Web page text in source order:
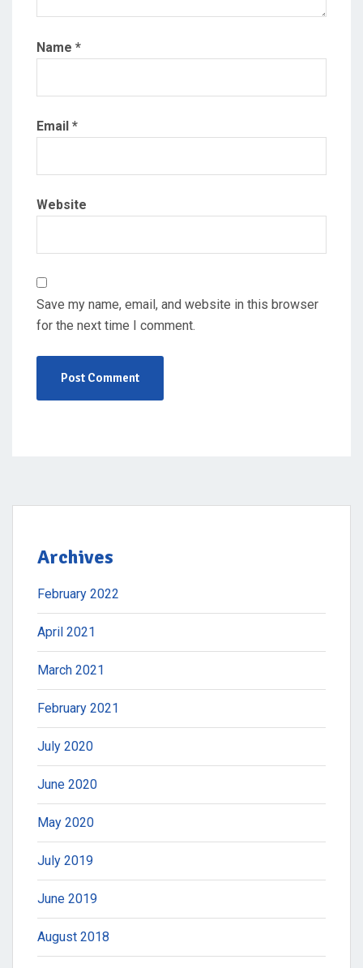
Name *
Email *
Website
Save my name, email, and website in this browser
for the next time I comment.
Archives
February 2022
April 2021
March 2021
February 2021
July 2020
June 2020
May 2020
July 2019
June 2019
August 2018